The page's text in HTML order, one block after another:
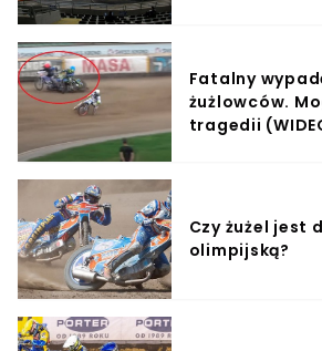
Fatalny
żużlowców.
tragedii
Czy żużel jest
olimpijską?